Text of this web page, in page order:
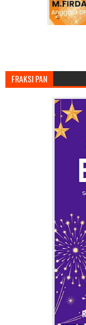
FRAKSI PAN